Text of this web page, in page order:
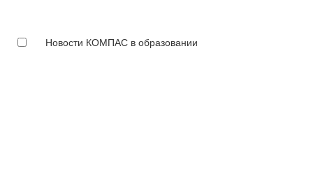
Новости КОМПАС в образовании